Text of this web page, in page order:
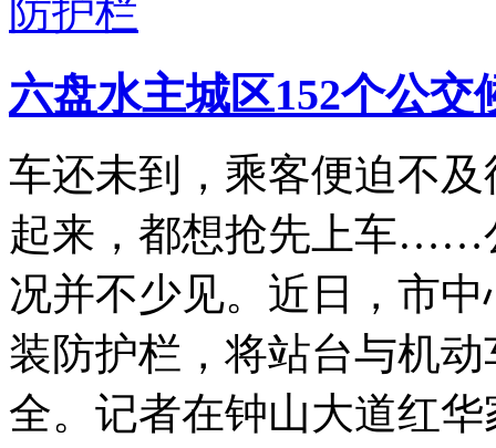
六盘水主城区152个公交
车还未到，乘客便迫不
起来，都想抢先上车……
况并不少见。近日，市
装防护栏，将站台与机
全。记者在钟山大道红